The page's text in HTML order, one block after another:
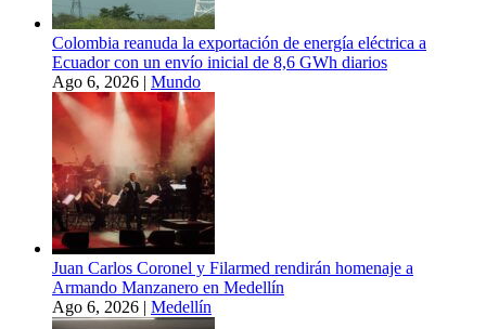
Colombia reanuda la exportación de energía eléctrica a
Ecuador con un envío inicial de 8,6 GWh diarios
Ago 6, 2026 | Mundo
Juan Carlos Coronel y Filarmed rendirán homenaje a
Armando Manzanero en Medellín
Ago 6, 2026 | Medellín